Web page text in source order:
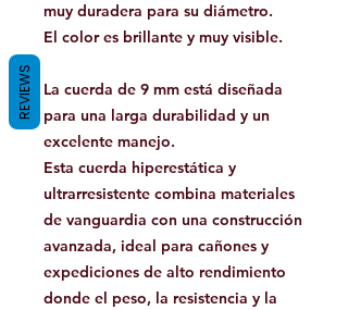
muy duradera para su diámetro.
El color es brillante y muy visible.
La cuerda de 9 mm está diseñada
para una larga durabilidad y un
excelente manejo.
Esta cuerda hiperestática y
ultrarresistente combina materiales
de vanguardia con una construcción
avanzada, ideal para cañones y
expediciones de alto rendimiento
donde el peso, la resistencia y la
REVIEWS